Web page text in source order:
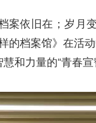
案依旧在；岁月
的档案馆》在活
和力量的“青春